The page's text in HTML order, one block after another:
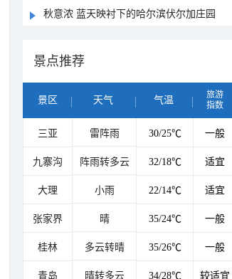
秋意浓 蓝天映衬下的哈尔滨伏尔加庄园
景点推荐
景区 天气 气温
旅游
指数
三亚 雷阵雨 30/25℃ 一般
九寨沟 阵雨转多云 32/18℃ 适宜
大理 小雨 22/14℃ 适宜
张家界 晴 35/24℃ 一般
桂林 多云转晴 35/26℃ 一般
青岛 晴转多云 34/28℃ 较适宜